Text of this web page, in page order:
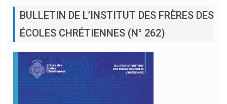
BULLETIN DE L’INSTITUT DES FRÈRES DES
ÉCOLES CHRÉTIENNES (N° 262)